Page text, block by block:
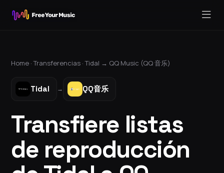
Home ·Transferencias ·Tidal → QQ Music (QQ 音乐)
Tidal → QQ音乐
Transfiere listas
de reproducción